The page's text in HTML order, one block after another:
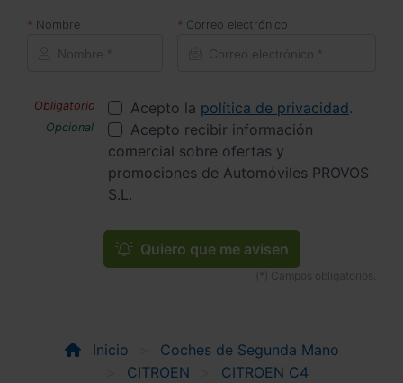
Nombre Correo electrónico
Acepto la política de privacidad.
Acepto recibir información
comercial sobre ofertas y
promociones de Automóviles PROVOS
S.L.
Quiero que me avisen
Inicio
Coches de Segunda Mano
CITROEN
CITROEN C4